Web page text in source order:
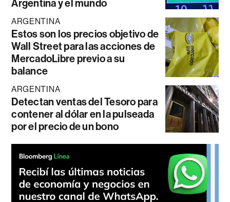
Argentina y el mundo
ARGENTINA
Estos son los precios objetivo de
Wall Street para las acciones de
MercadoLibre previo a su
balance
ARGENTINA
Detectan ventas del Tesoro para
contener al dólar en la pulseada
por el precio de un bono